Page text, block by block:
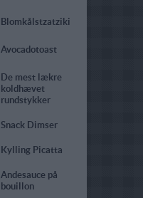
Blomkålstzatziki
Avocadotoast
De mest lækre
koldhævet
rundstykker
Snack Dimser
Kylling Picatta
Andesauce på
bouillon